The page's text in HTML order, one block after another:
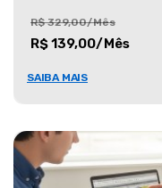
R$ 329,00/Mês
R$ 139,00/Mês
SAIBA MAIS